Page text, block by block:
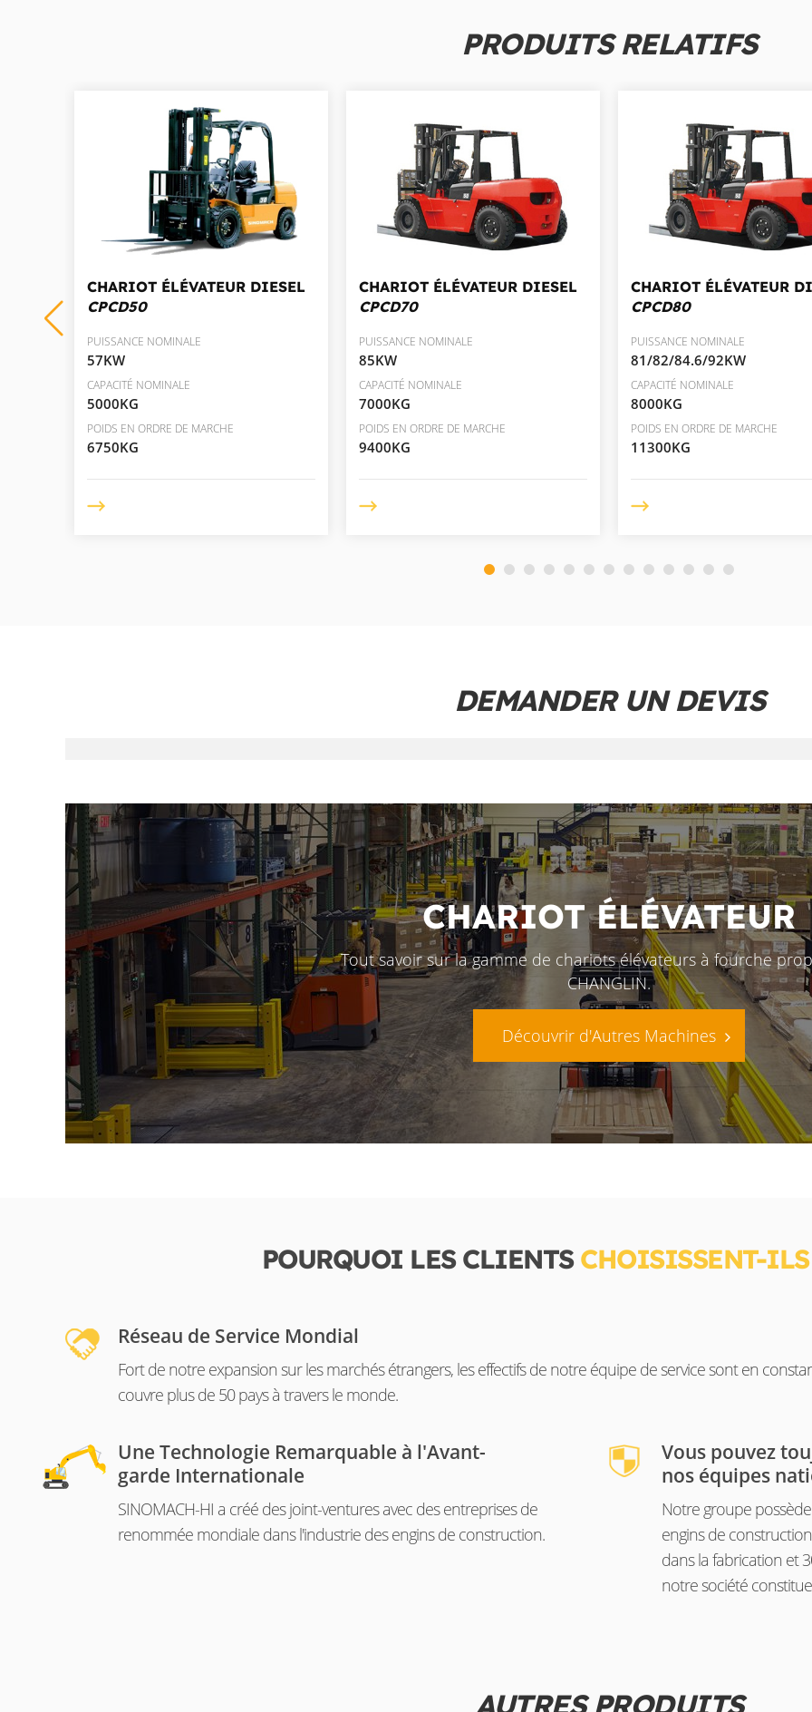
PRODUITS RELATIFS
CHARIOT ÉLÉVATEUR DIESEL
CPCD50
PUISSANCE NOMINALE
57KW
CAPACITÉ NOMINALE
5000KG
POIDS EN ORDRE DE MARCHE
6750KG
CHARIOT ÉLÉVATEUR DIESEL
CPCD70
PUISSANCE NOMINALE
85KW
CAPACITÉ NOMINALE
7000KG
POIDS EN ORDRE DE MARCHE
9400KG
CHARIOT ÉLÉVATEUR
CPCD80
PUISSANCE NOMINALE
81/82/84.6/92KW
CAPACITÉ NOMINALE
8000KG
POIDS EN ORDRE DE MARCHE
11300KG
DEMANDER UN DEVIS
CHARIOT ÉLÉVATEUR
Tout savoir sur la gamme de chariots élévateurs à fourche
CHANGLIN.
Découvrir d'Autres Machines
POURQUOI LES CLIENTSCHOISISSENT-
Réseau de Service Mondial
Fort de notre expansion sur les marchés étrangers, les effectifs de notre équipe de service sont en
couvre plus de 50 pays à travers le monde.
Une Technologie Remarquable à l'Avant-
garde Internationale
SINOMACH-HI a créé des joint-ventures avec des entreprises de
renommée mondiale dans l'industrie des engins de construction.
Vous pouvez
nos équipes
Notre groupe
engins de
dans la fabrication et
notre société
AUTRES PRODUITS